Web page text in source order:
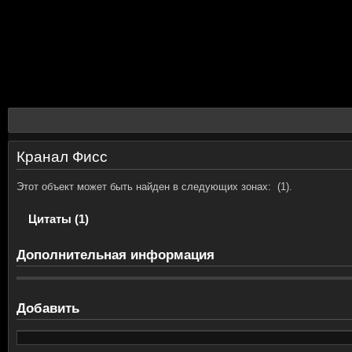
Кранал Фисс
Этот объект может быть найден в следующих зонах: (1).
Цитаты (1)
Дополнительная информация
Добавить